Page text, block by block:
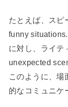
たとえば、ス
funny
に対し、ライテ
unexpected
このように、場
的なコミュニケ